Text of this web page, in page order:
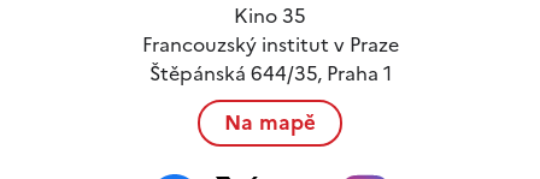
Kino 35
Francouzský institut v Praze
Štěpánská 644/35, Praha 1
Na mapě